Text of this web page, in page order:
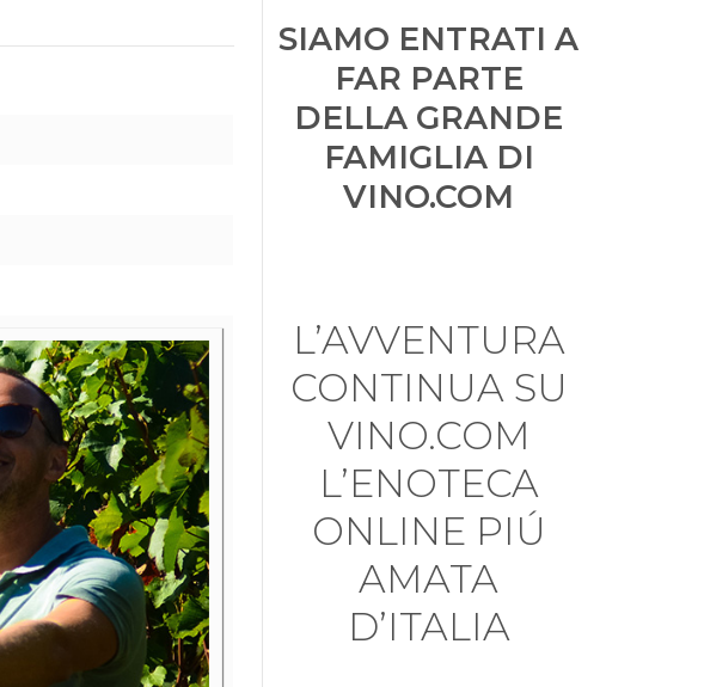
SIAMO ENTRATI A
FAR PARTE
DELLA GRANDE
FAMIGLIA DI
VINO.COM
L’AVVENTURA
CONTINUA SU
VINO.COM
L’ENOTECA
ONLINE PIÚ
AMATA
D’ITALIA